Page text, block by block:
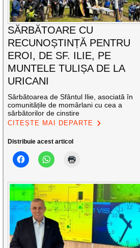
SĂRBĂTOARE CU
RECUNOȘTINȚĂ PENTRU
EROI, DE SF. ILIE, PE
MUNTELE TULIȘA DE LA
URICANI
Sărbătoarea de Sfântul Ilie, asociată în
comunitățile de momârlani cu cea a
sărbătorilor de cinstire
CITEȘTE MAI DEPARTE
Distribuie acest articol